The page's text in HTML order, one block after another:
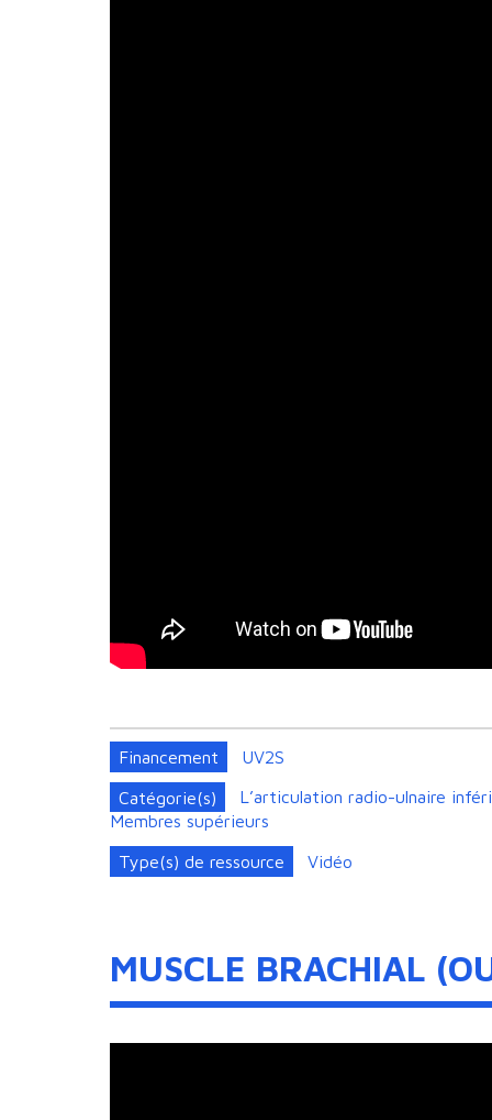
Financement UV2S
Catégorie(s)
L’articulation radio-ulnaire
Membres supérieurs
Type(s) de ressource Vidéo
MUSCLE BRACHIAL